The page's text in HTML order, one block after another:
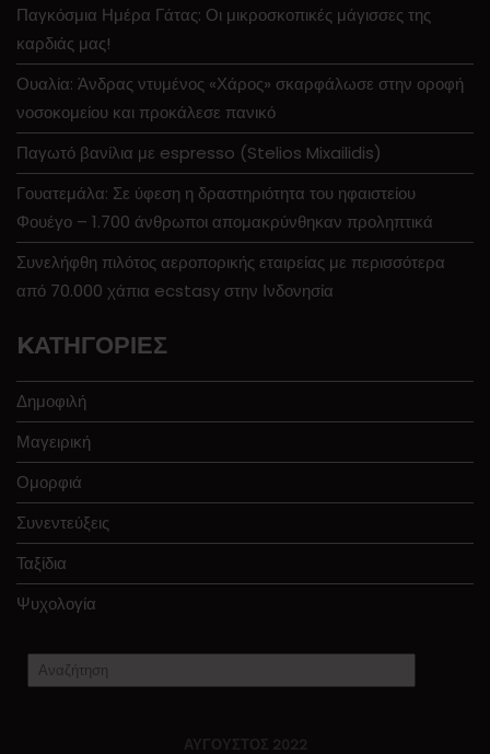
Παγκόσμια Ημέρα Γάτας: Οι μικροσκοπικές μάγισσες της
καρδιάς μας!
Ουαλία: Άνδρας ντυμένος «Χάρος» σκαρφάλωσε στην οροφή
νοσοκομείου και προκάλεσε πανικό
Παγωτό βανίλια με espresso (Stelios Mixailidis)
Γουατεμάλα: Σε ύφεση η δραστηριότητα του ηφαιστείου
Φουέγο – 1.700 άνθρωποι απομακρύνθηκαν προληπτικά
Συνελήφθη πιλότος αεροπορικής εταιρείας με περισσότερα
από 70.000 χάπια ecstasy στην Ινδονησία
KΑΤΗΓΟΡΊΕΣ
Δημοφιλή
Μαγειρική
Ομορφιά
Συνεντεύξεις
Ταξίδια
Ψυχολογία
ΑΎΓΟΥΣΤΟΣ 2022